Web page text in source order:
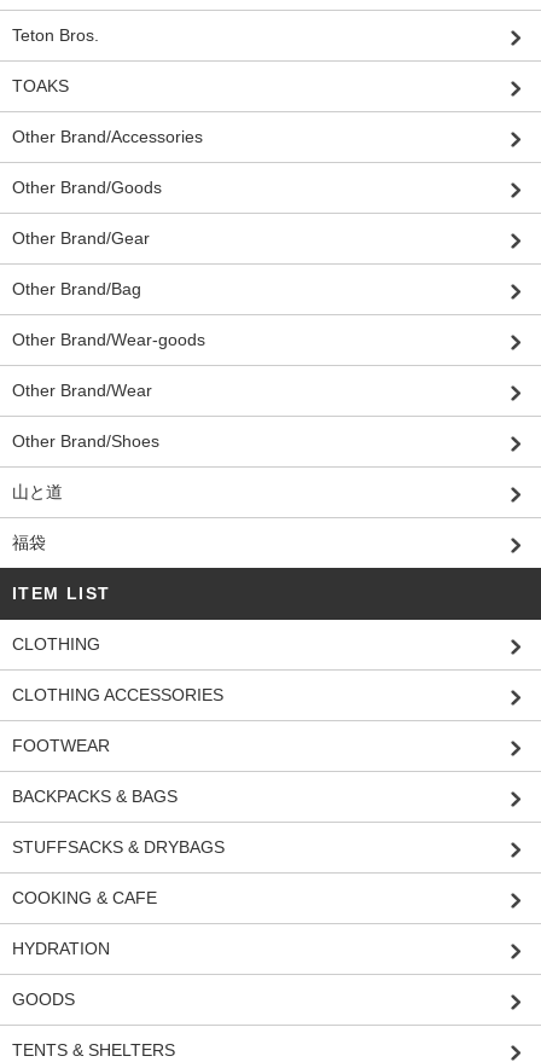
Teton Bros.
TOAKS
Other Brand/Accessories
Other Brand/Goods
Other Brand/Gear
Other Brand/Bag
Other Brand/Wear-goods
Other Brand/Wear
Other Brand/Shoes
山と道
福袋
ITEM LIST
CLOTHING
CLOTHING ACCESSORIES
FOOTWEAR
BACKPACKS & BAGS
STUFFSACKS & DRYBAGS
COOKING & CAFE
HYDRATION
GOODS
TENTS & SHELTERS